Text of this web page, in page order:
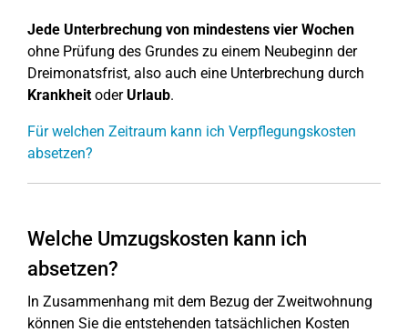
Jede Unterbrechung von mindestens vier Wochen
ohne Prüfung des Grundes zu einem Neubeginn der
Dreimonatsfrist, also auch eine Unterbrechung durch
Krankheitoder Urlaub.
Für welchen Zeitraum kann ich Verpflegungskosten
absetzen?
Welche Umzugskosten kann ich
absetzen?
In Zusammenhang mit dem Bezug der Zweitwohnung
können Sie die entstehenden tatsächlichen Kosten